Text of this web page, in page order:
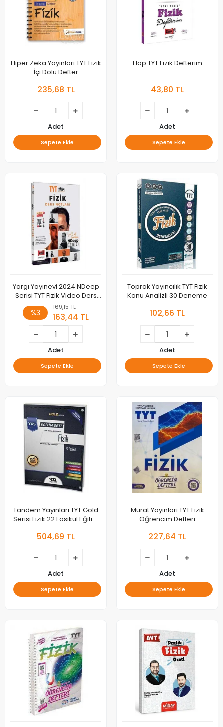
Hiper Zeka Yayınları TYT Fizik
İçi Dolu Defter
235,68 TL
Adet
Sepete Ekle
Hap TYT Fizik Defterim
43,80 TL
Adet
Sepete Ekle
Yargı Yayınevi 2024 NDeep
Serisi TYT Fizik Video Ders
Notları
%3
169,15 TL
163,44 TL
Adet
Sepete Ekle
Toprak Yayıncılık TYT Fizik
Konu Analizli 30 Deneme
102,66 TL
Adet
Sepete Ekle
Tandem Yayınları TYT Gold
Serisi Fizik 22 Fasikül Eğitim
504,69 TL
Adet
Sepete Ekle
Murat Yayınları TYT Fizik
Öğrencim Defteri
227,64 TL
Adet
Sepete Ekle